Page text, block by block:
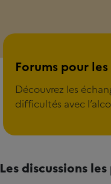
Forums pour
Découvrez les
difficultés avec
Forum pour les
Les discussions